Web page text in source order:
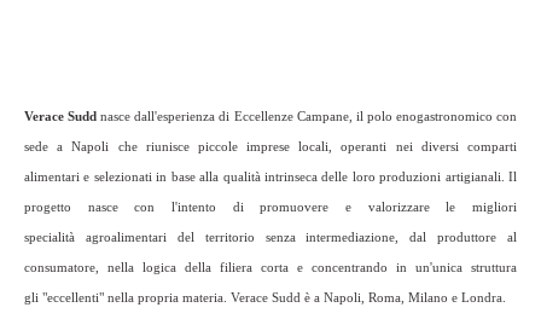
Verace Sudd nasce dall'esperienza di Eccellenze Campane, il polo enogastronomico con
sede a Napoli che riunisce piccole imprese locali, operanti nei diversi comparti
alimentari e selezionati in base alla qualità intrinseca delle loro produzioni artigianali. Il
progetto nasce con l'intento di promuovere e valorizzare le migliori
specialità agroalimentari del territorio senza intermediazione, dal produttore al
consumatore, nella logica della filiera corta e concentrando in un'unica struttura
gli "eccellenti" nella propria materia. Verace Sudd è a Napoli, Roma, Milano e Londra.